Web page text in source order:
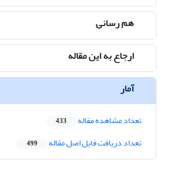
هم رسانی
ارجاع به این مقاله
آمار
تعداد مشاهده مقاله 433
تعداد دریافت فایل اصل مقاله 499